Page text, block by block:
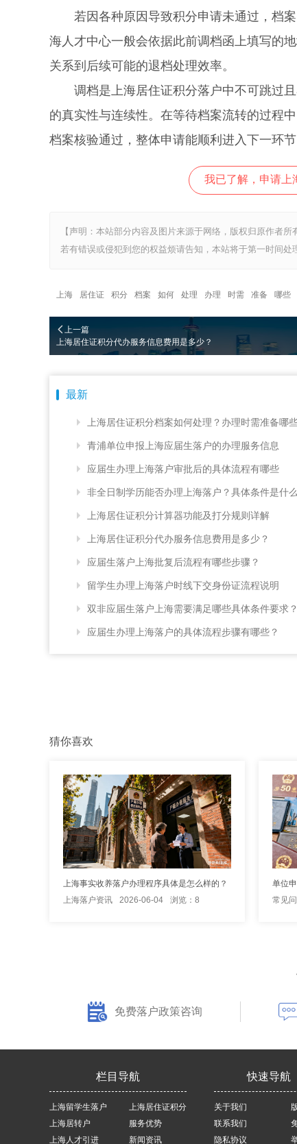
若因各种原因导致积分申请未通过，档案
海人才中心一般会依据此前调档函上填写的
关系到后续可能的退档处理效率。
调档是上海居住证积分落户中不可跳过且
的真实性与连续性。在等待档案流转的过程
档案核验通过，整体申请能顺利进入下一环节
我已了解，申请上
【声明：本站部分内容及图片来源于网络，版权归原作者
若有错误或侵犯到您的权益烦请告知，本站将于第一时间处
上海 居住证 积分 档案 如何 处理 办理 时需 准备 哪些
上一篇
上海居住证积分代办服务信息费用是多少？
最新
上海居住证积分档案如何处理？办理时需准备哪些
青浦单位申报上海应届生落户的办理服务信息
应届生办理上海落户审批后的具体流程有哪些
非全日制学历能否办理上海落户？具体条件是什么
上海居住证积分计算器功能及打分规则详解
上海居住证积分代办服务信息费用是多少？
应届生落户上海批复后流程有哪些步骤？
留学生办理上海落户时线下交身份证流程说明
双非应届生落户上海需要满足哪些具体条件要求？
应届生办理上海落户的具体流程步骤有哪些？
猜你喜欢
上海事实收养落户办理程序具体是怎么样的？
上海落户资讯
2026-06-04 浏览：8
单位
常见
免费落户政策咨询
栏目导航
上海留学生落户
上海居转户
上海人才引进
上海居住证积分
服务优势
新闻资讯
快速导航
关于我们
联系我们
隐私协议